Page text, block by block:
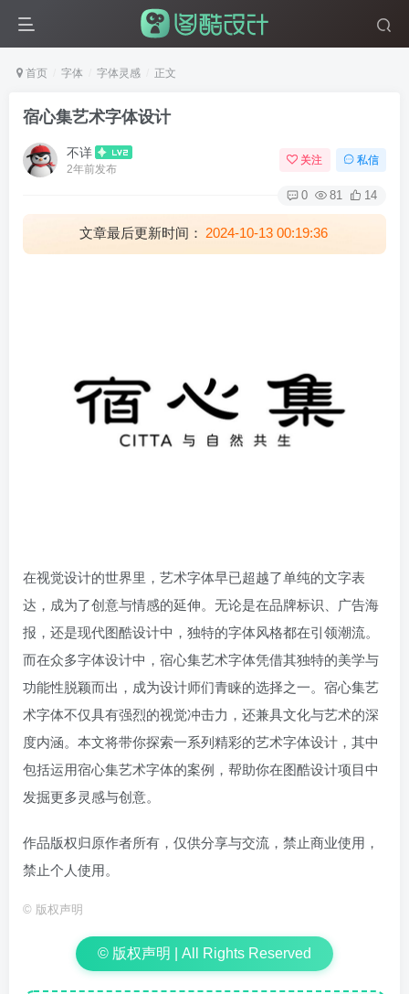
首页 字体 字体灵感 正文
宿心集艺术字体设计
不详
2年前发布
关注 私信
0 81 14
文章最后更新时间： 2024-10-13 00:19:36
在视觉设计的世界里，艺术字体早已超越了单纯的文字表
达，成为了创意与情感的延伸。无论是在品牌标识、广告海
报，还是现代图酷设计中，独特的字体风格都在引领潮流。
而在众多字体设计中，宿心集艺术字体凭借其独特的美学与
功能性脱颖而出，成为设计师们青睐的选择之一。宿心集艺
术字体不仅具有强烈的视觉冲击力，还兼具文化与艺术的深
度内涵。本文将带你探索一系列精彩的艺术字体设计，其中
包括运用宿心集艺术字体的案例，帮助你在图酷设计项目中
发掘更多灵感与创意。
作品版权归原作者所有，仅供分享与交流，禁止商业使用，
禁止个人使用。
© 版权声明
© 版权声明 | All Rights Reserved